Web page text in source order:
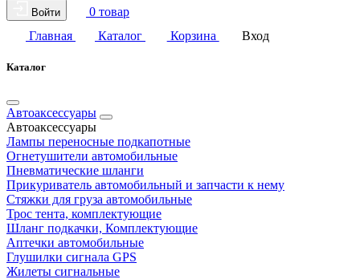
Войти
0 товар
Главная
Каталог Корзина Вход
Каталог
Автоаксессуары
Автоаксессуары
Лампы переносные подкапотные
Огнетушители автомобильные
Пневматические шланги
Прикуриватель автомобильный и запчасти к нему
Стяжки для груза автомобильные
Трос тента, комплектующие
Шланг подкачки, Комплектующие
Аптечки автомобильные
Глушилки сигнала GPS
Жилеты сигнальные